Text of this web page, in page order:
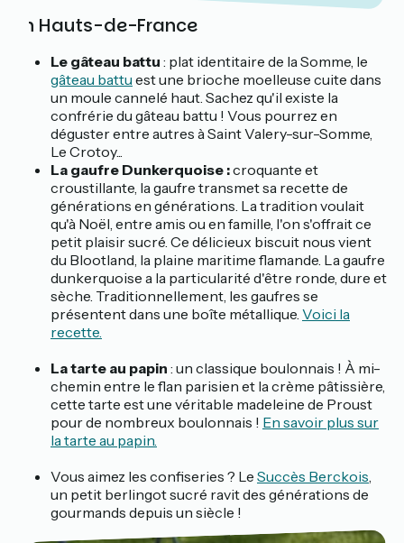
En Hauts-de-France
Le gâteau battu : plat identitaire de la Somme, le
gâteau battu est une brioche moelleuse cuite dans
un moule cannelé haut. Sachez qu'il existe la
confrérie du gâteau battu ! Vous pourrez en
déguster entre autres à Saint Valery-sur-Somme,
Le Crotoy...
La gaufre Dunkerquoise :croquante et
croustillante, la gaufre transmet sa recette de
générations en générations. La tradition voulait
qu'à Noël, entre amis ou en famille, l'on s'offrait ce
petit plaisir sucré. Ce délicieux biscuit nous vient
du Blootland, la plaine maritime flamande. La gaufre
dunkerquoise a la particularité d'être ronde, dure et
sèche. Traditionnellement, les gaufres se
présentent dans une boîte métallique. Voici la
recette.
La tarte au papin : un classique boulonnais ! À mi-
chemin entre le flan parisien et la crème pâtissière,
cette tarte est une véritable madeleine de Proust
pour de nombreux boulonnais ! En savoir plus sur
la tarte au papin.
Vous aimez les confiseries ? Le Succès Berckois,
un petit berlingot sucré ravit des générations de
gourmands depuis un siècle !